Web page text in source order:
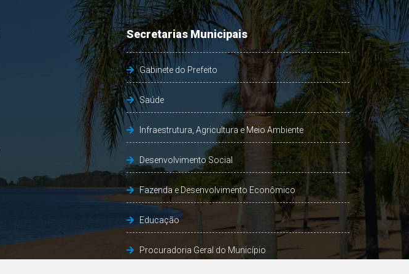
Secretarias Municipais
Gabinete do Prefeito
Saúde
Infraestrutura, Agricultura e Meio Ambiente
Desenvolvimento Social
Fazenda e Desenvolvimento Econômico
Educação
Procuradoria Geral do Município